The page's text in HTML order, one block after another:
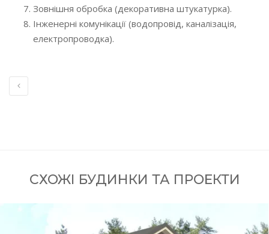
Зовнішня обробка (декоративна штукатурка).
Інженерні комунікації (водопровід, каналізація,
електропроводка).
СХОЖІ БУДИНКИ ТА ПРОЕКТИ